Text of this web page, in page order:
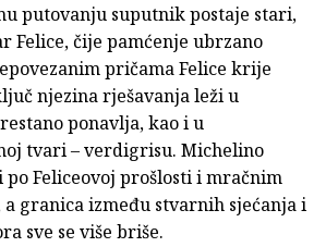
putovanju suputnik postaje stari,
Felice, čije pamćenje ubrzano
pričama Felice krije
njezina rješavanja leži u
ponavlja, kao i u
tvari – verdigrisu. Michelino
Feliceovoj prošlosti i mračnim
granica između stvarnih sjećanja i
sve se više briše.